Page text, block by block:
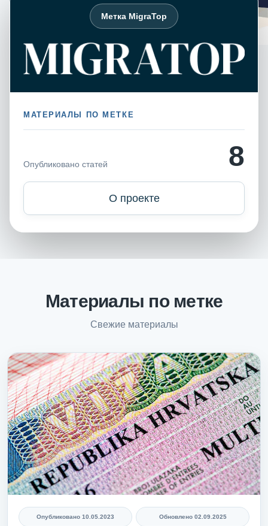
Метка MigraTop
МАТЕРИАЛЫ ПО МЕТКЕ
Опубликовано статей 8
О проекте
Материалы по метке
Свежие материалы
Опубликовано 10.05.2023 Обновлено 02.09.2025